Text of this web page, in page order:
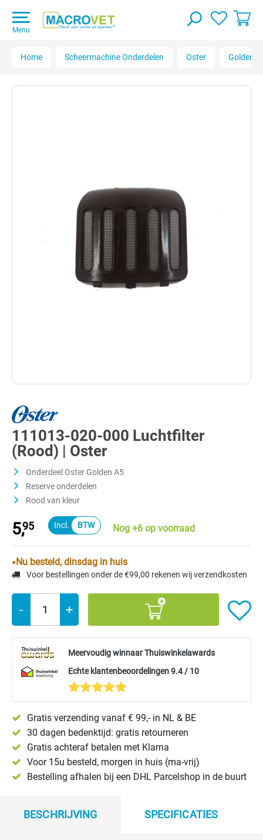
Menu
Home Scheermachine Onderdelen Oster Golden
111013-020-000 Luchtfilter
(Rood) | Oster
Onderdeel Oster Golden A5
Reserve onderdelen
Rood van kleur
5,95 Nog +6 op voorraad
Nu besteld, dinsdag in huis
Voor bestellingen onder de €99,00 rekenen wij verzendkosten
- +
Meervoudig winnaar Thuiswinkelawards
Echte klantenbeoordelingen 9.4 / 10
Gratis verzending vanaf € 99,- in NL & BE
30 dagen bedenktijd: gratis retourneren
Gratis achteraf betalen met Klarna
Voor 15u besteld, morgen in huis (ma-vrij)
Bestelling afhalen bij een DHL Parcelshop in de buurt
BESCHRIJVING SPECIFICATIES